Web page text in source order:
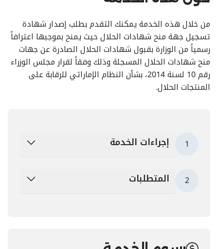
من خلال هذه الخدمة يمكنك التقدم بطلب إصدار شهادة
تسجيل جهة منح شهادات الحلال حيث يمنح بموجبها اعترافاً
رسمياً من الوزارة بقبول شهادات الحلال الصادرة عن جهات
منح شهادات الحلال المسجلة وذلك وفقاً لقرار مجلس الوزراء
رقم 10 لسنة 2014، بشأن النظام الإماراتي للرقابة على
المنتجات الحلال.
1 إجراءات الخدمة
2 المتطلبات